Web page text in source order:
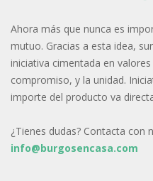
Ahora más que nunca es
mutuo. Gracias a esta idea,
iniciativa cimentada en
compromiso, y la unidad.
importe del producto va
¿Tienes dudas? Contacta con
info@burgosencasa.com